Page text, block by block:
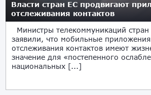
Власти стран ЕС продвигают
отслеживания контактов
Министры телекоммуникаций
заявили, что мобильные
отслеживания контактов имеют
значение для «постепенного
национальных [...]